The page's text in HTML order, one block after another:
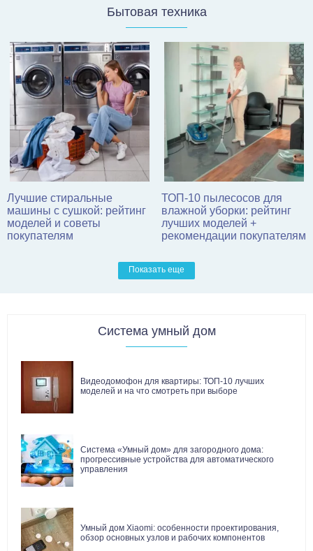
условиях
Как сделать подиум под
каркасный бассейн:
разновидности, пошаговая
инструкция, фото
Как построить крытый
бассейн своими руками:
чертежи, размеры,
пошаговая инструкция
Бытовая техника
Лучшие стиральные
машины с сушкой: рейтинг
моделей и советы
покупателям
ТОП-10 пылесосов для
влажной уборки: рейтинг
лучших моделей +
рекомендации покупателям
Показать еще
Система умный дом
Видеодомофон для квартиры: ТОП-10 лучших
моделей и на что смотреть при выборе
Система «Умный дом» для загородного дома:
прогрессивные устройства для автоматического
управления
Умный дом Xiaomi: особенности проектирования,
обзор основных узлов и рабочих компонентов